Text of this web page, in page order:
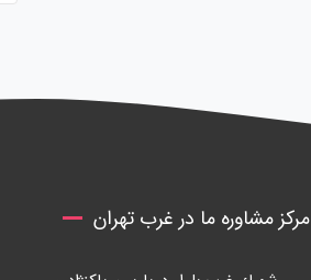
مرکز مشاوره ما در غرب تهران